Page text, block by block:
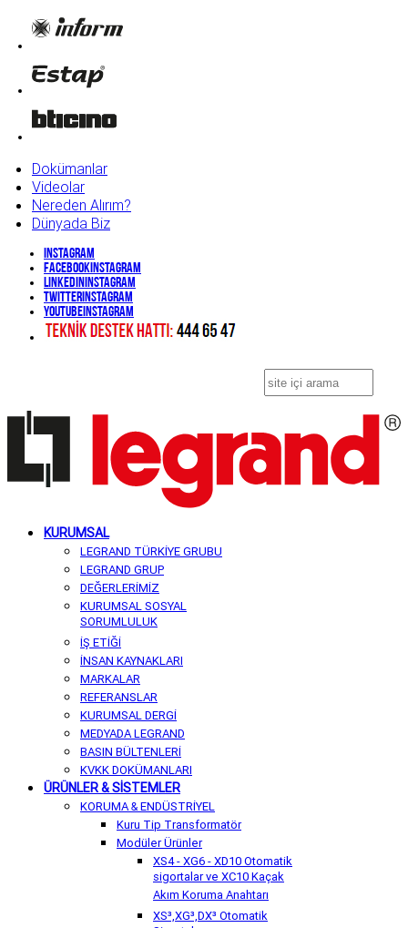
Dokümanlar
Videolar
Nereden Alırım?
Dünyada Biz
Instagram
Facebook Instagram
Linkedin Instagram
Twitter Instagram
YouTube Instagram
KURUMSAL
LEGRAND TÜRKİYE GRUBU
LEGRAND GRUP
DEĞERLERİMİZ
KURUMSAL SOSYAL
SORUMLULUK
İŞ ETİĞİ
İNSAN KAYNAKLARI
MARKALAR
REFERANSLAR
KURUMSAL DERGİ
MEDYADA LEGRAND
BASIN BÜLTENLERİ
KVKK DOKÜMANLARI
ÜRÜNLER & SİSTEMLER
KORUMA & ENDÜSTRİYEL
Kuru Tip Transformatör
Modüler Ürünler
XS4 - XG6 - XD10 Otomatik
sigortalar ve XC10 Kaçak
Akım Koruma Anahtarı
XS³,XG³,DX³ Otomatik